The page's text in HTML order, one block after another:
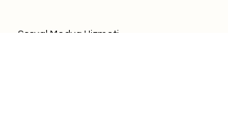
Sosyal Medya Hizmeti